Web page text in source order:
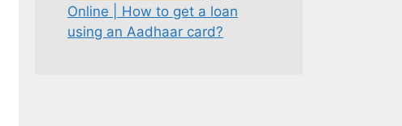
Online | How to get a loan
using an Aadhaar card?